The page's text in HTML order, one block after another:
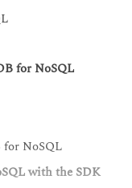
for NoSQL
for NoSQL
with the SDK